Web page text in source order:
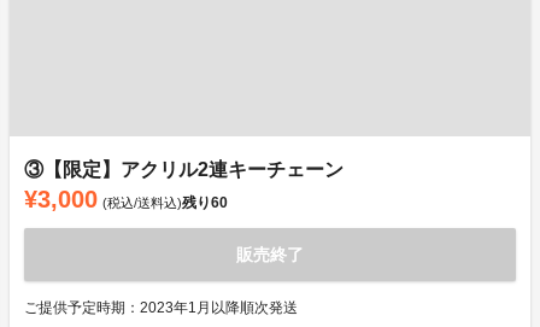
③【限定】アクリル2連キーチェーン
¥3,000 (税込/送料込)残り60
販売終了
ご提供予定時期：2023年1月以降順次発送